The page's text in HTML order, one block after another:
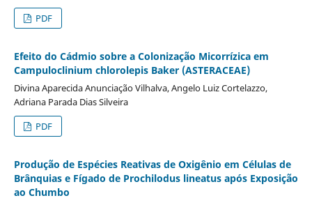
PDF
Efeito do Cádmio sobre a Colonização Micorrízica em
Campuloclinium chlorolepis Baker (ASTERACEAE)
Divina Aparecida Anunciação Vilhalva, Angelo Luiz Cortelazzo,
Adriana Parada Dias Silveira
PDF
Produção de Espécies Reativas de Oxigênio em Células de
Brânquias e Fígado de Prochilodus lineatus após Exposição
ao Chumbo